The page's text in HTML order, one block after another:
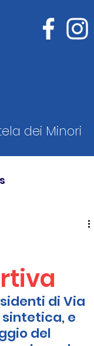
dei Minori
di Via
e
del